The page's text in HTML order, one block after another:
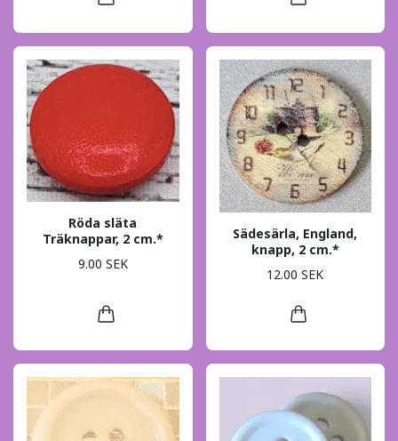
Röda släta
Träknappar, 2 cm.*
9.00 SEK
Sädesärla, England,
knapp, 2 cm.*
12.00 SEK